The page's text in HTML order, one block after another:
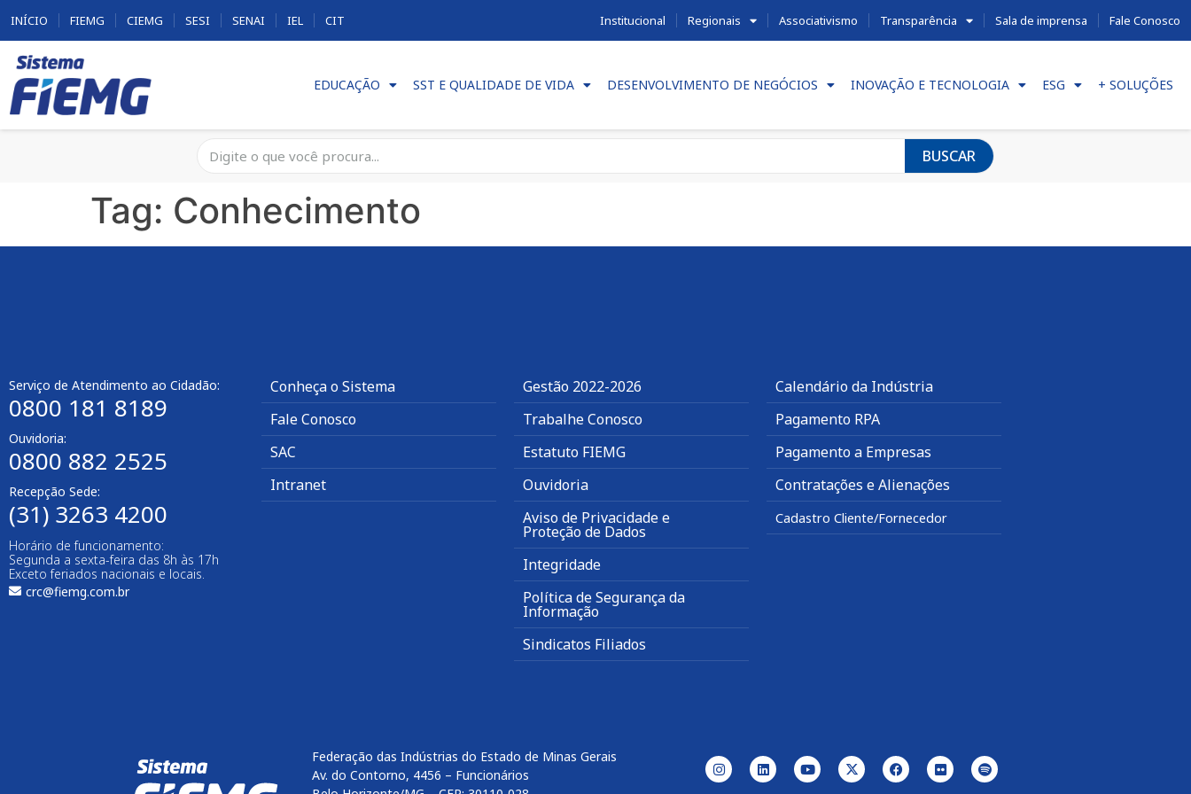
INÍCIO FIEMG CIEMG SESI SENAI IEL CIT Institucional Regionais Associativismo Transparência Sala de imprensa Fale Conosco
EDUCAÇÃO SST E QUALIDADE DE VIDA DESENVOLVIMENTO DE NEGÓCIOS INOVAÇÃO E TECNOLOGIA ESG + SOLUÇÕES
BUSCAR
Tag: Conhecimento
Serviço de Atendimento ao Cidadão:
0800 181 8189
Ouvidoria:
0800 882 2525​
Recepção Sede:
(31) 3263 4200
Horário de funcionamento:
Segunda a sexta-feira das 8h às 17h
Exceto feriados nacionais e locais.
crc@fiemg.com.br
Conheça o Sistema
Fale Conosco
SAC
Intranet
Gestão 2022-2026
Trabalhe Conosco
Estatuto FIEMG
Ouvidoria
Aviso de Privacidade e
Proteção de Dados
Integridade
Política de Segurança da
Informação
Sindicatos Filiados
Calendário da Indústria
Pagamento RPA
Pagamento a Empresas
Contratações e Alienações
Cadastro Cliente/Fornecedor
Federação das Indústrias do Estado de Minas Gerais
Av. do Contorno, 4456 – Funcionários